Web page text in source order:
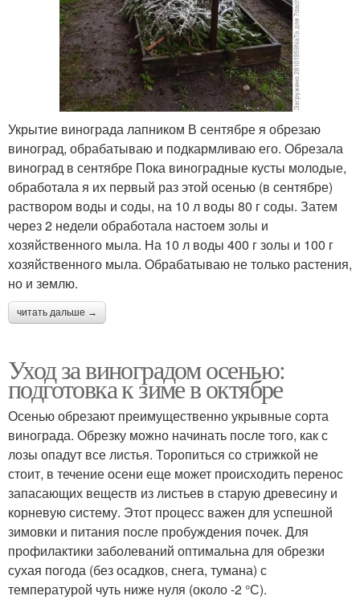
Укрытие винограда лапником В сентябре я обрезаю
виноград, обрабатываю и подкармливаю его. Обрезала
виноград в сентябре Пока виноградные кусты молодые,
обработала я их первый раз этой осенью (в сентябре)
раствором воды и соды, на 10 л воды 80 г соды. Затем
через 2 недели обработала настоем золы и
хозяйственного мыла. На 10 л воды 400 г золы и 100 г
хозяйственного мыла. Обрабатываю не только растения,
но и землю.
читать дальше →
Уход за виноградом осенью:
подготовка к зиме в октябре
Осенью обрезают преимущественно укрывные сорта
винограда. Обрезку можно начинать после того, как с
лозы опадут все листья. Торопиться со стрижкой не
стоит, в течение осени еще может происходить перенос
запасающих веществ из листьев в старую древесину и
корневую систему. Этот процесс важен для успешной
зимовки и питания после пробуждения почек. Для
профилактики заболеваний оптимальна для обрезки
сухая погода (без осадков, снега, тумана) с
температурой чуть ниже нуля (около -2 °С).